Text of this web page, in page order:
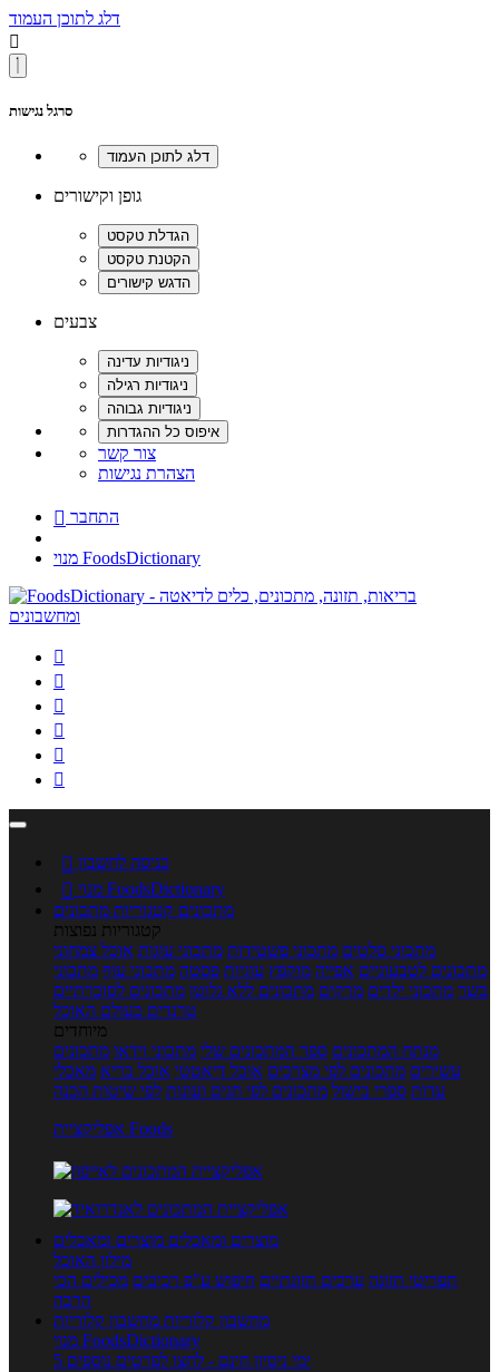
דלג לתוכן העמוד

סרגל נגישות
גופן וקישורים
צבעים
צור קשר
הצהרת נגישות
 התחבר
מנוי FoodsDictionary






 כניסה לחשבון

מנוי FoodsDictionary
מתכונים קטגוריות מתכונים
קטגוריות נפוצות
מתכוני סלטים מתכוני פשטידות מתכוני עוגות אוכל צמחוני
מתכונים לטבעוניים אפייה מוקפץ עוגיות פסטה מתכוני עוף מתכוני
בשר מתכוני ילדים מרקים מתכונים ללא גלוטן מתכונים לסוכרתיים
טרנדים בעולם האוכל
מיוחדים
מנתח המתכונים ספר המתכונים שלי מתכוני וידאו מתכונים
עשירים מתכונים לפי מצרכים אוכל דיאטטי אוכל בריא מאכלי
עדות ספרי בישול מתכונים לפי חגים ועונות לפי שיטות הכנה
אפליקציית Foods
מוצרים ומאכלים מוצרים ומאכלים
מילון האוכל
תפריטי תזונה ערכים תזונתיים חיפוש ע"פ רכיבים מכילים הכי
הרבה
מחשבון קלוריות מחשבון קלוריות
מנוי FoodsDictionary
5 ימי ניסיון חינם - לחצו לפרטים נוספים